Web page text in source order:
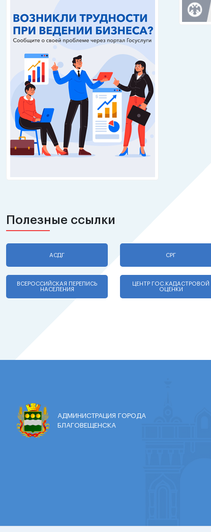
Полезные ссылки
АСДГ СРГ
ВСЕРОССИЙСКАЯ ПЕРЕПИСЬ
НАСЕЛЕНИЯ
ЦЕНТР ГОС.КАДАСТРОВОЙ
ОЦЕНКИ
АДМИНИСТРАЦИЯ ГОРОДА
БЛАГОВЕЩЕНСКА